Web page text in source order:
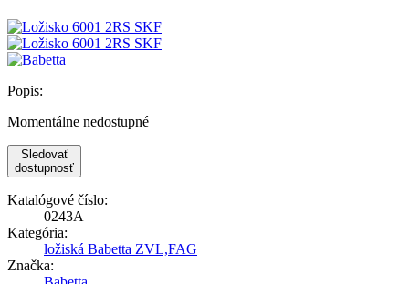
Popis:
Momentálne nedostupné
Sledovať
dostupnosť
Katalógové číslo:
0243A
Kategória:
ložiská Babetta ZVL,FAG
Značka: